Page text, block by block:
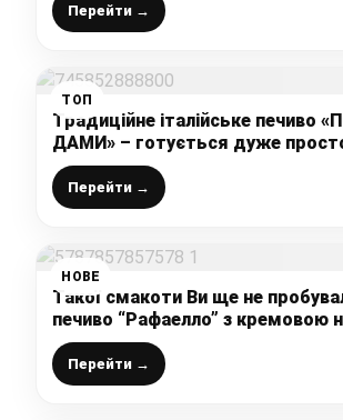
Перейти →
ТОП
Традиційне італійське печиво
ДАМИ» – готується дуже
результат чудовий!
Перейти →
НОВЕ
Такої смакоти Ви ще не
печиво “Рафаелло” з кремовою
відразу робіть подвійну порцію!
Перейти →